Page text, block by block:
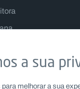
Salesianos
a sua
melhorar a sua